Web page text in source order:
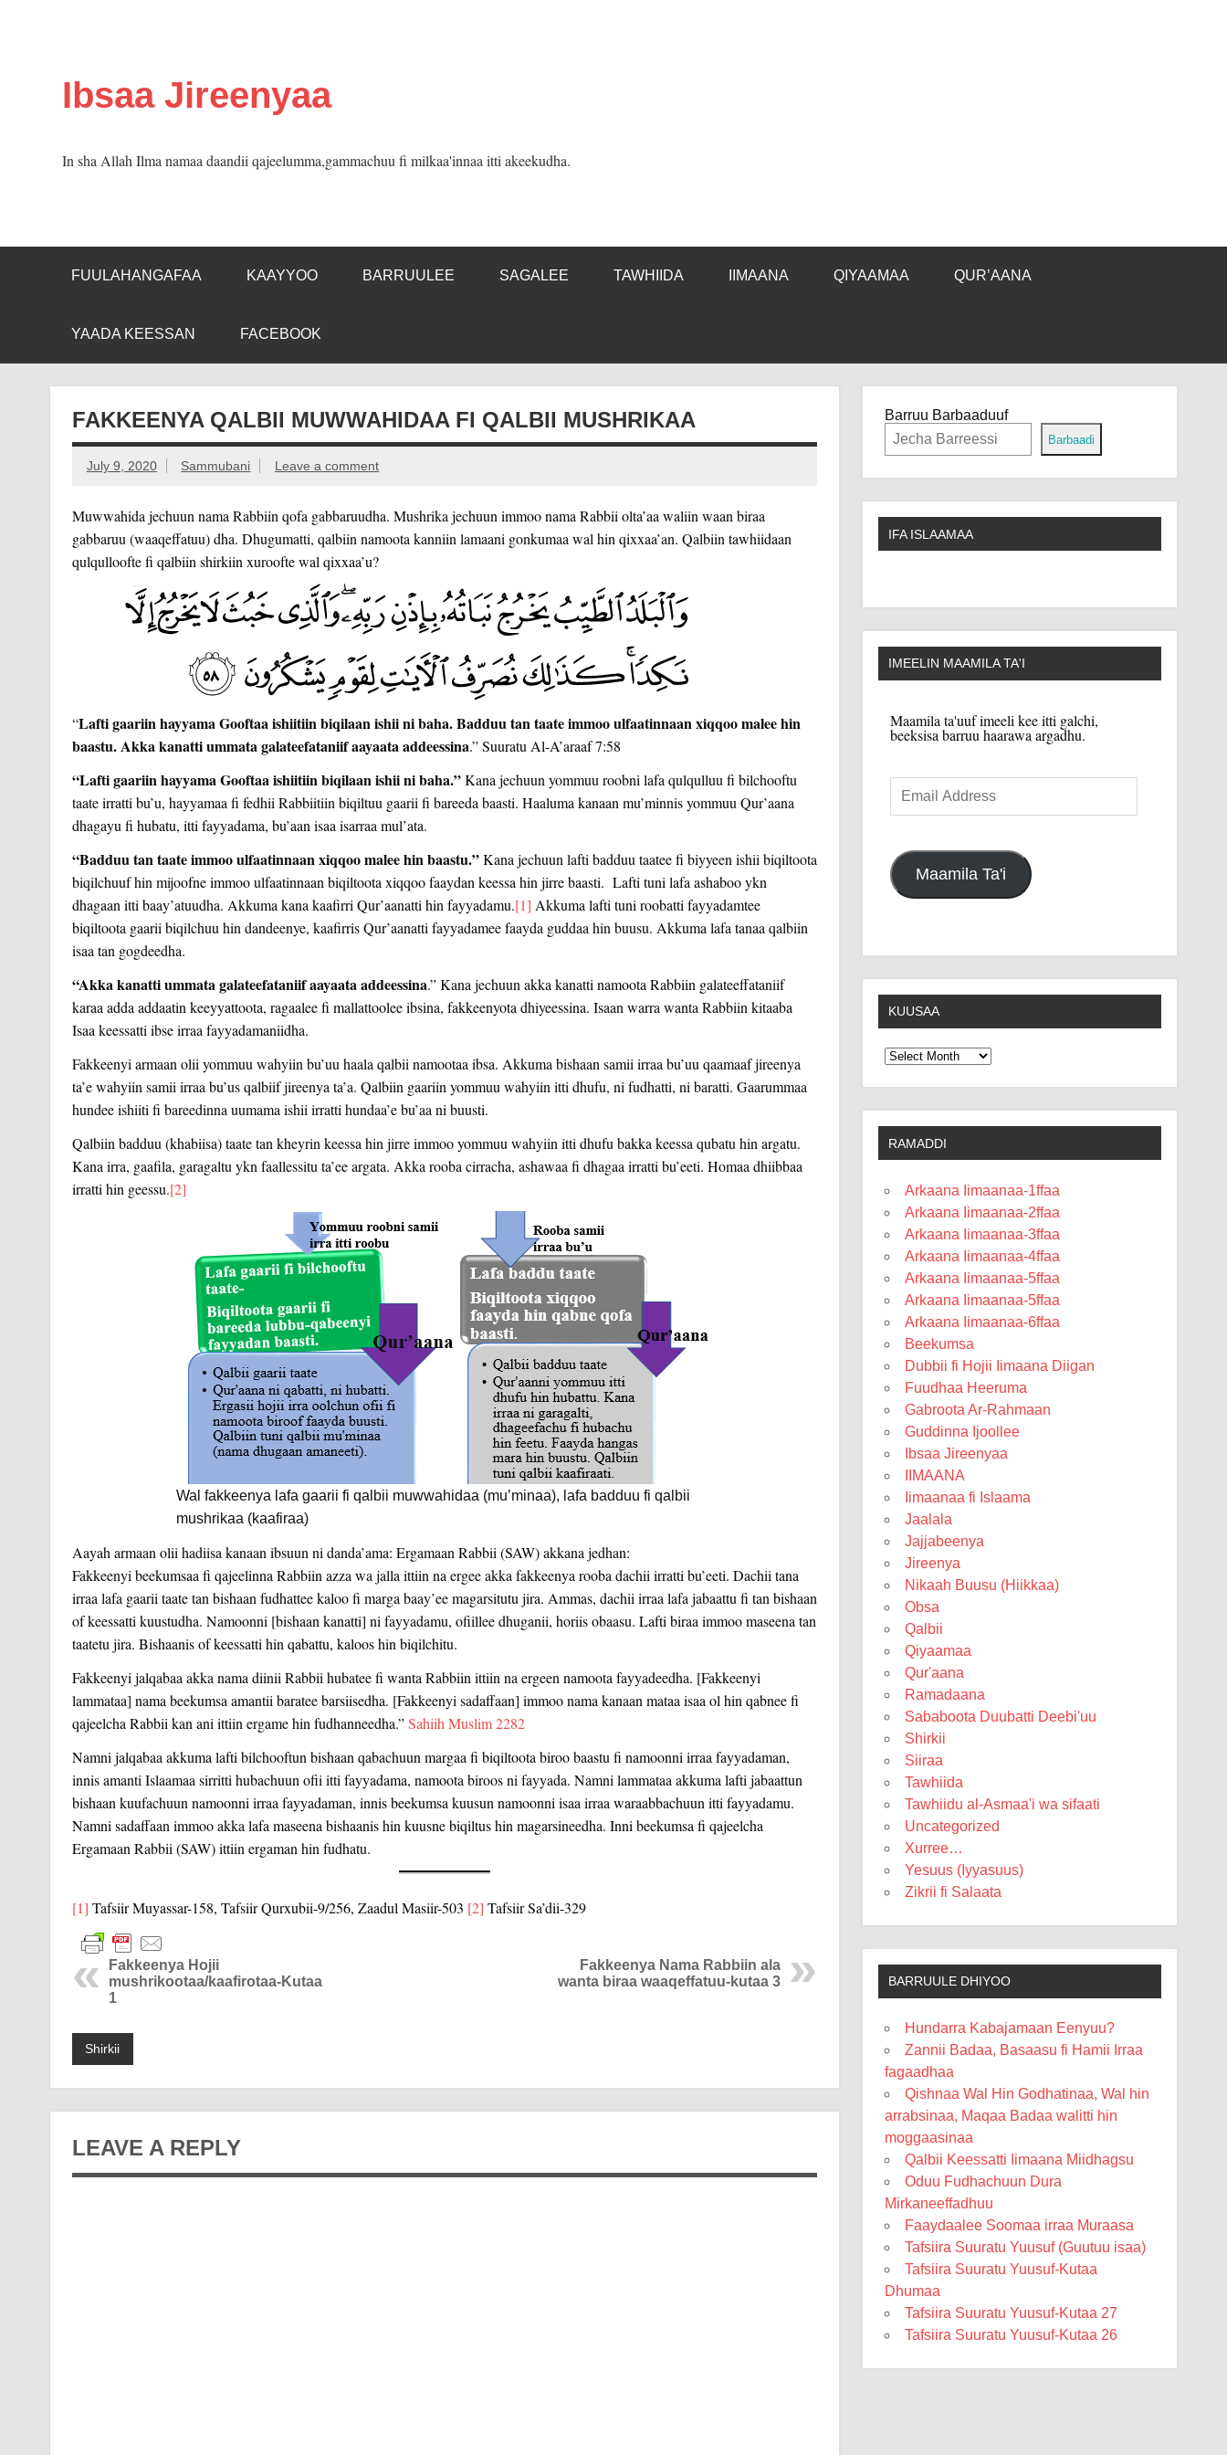
Ibsaa Jireenyaa
In sha Allah Ilma namaa daandii qajeelumma,gammachuu fi milkaa'innaa itti akeekudha.
FUULAHANGAFAA KAAYYOO BARRUULEE SAGALEE TAWHIIDA IIMAANA QIYAAMAA QUR’AANA
YAADA KEESSAN FACEBOOK
FAKKEENYA QALBII MUWWAHIDAA FI QALBII MUSHRIKAA
July 9, 2020 Sammubani Leave a comment
Muwwahida jechuun nama Rabbiin qofa gabbaruudha. Mushrika jechuun immoo nama Rabbii olta’aa waliin waan biraa
gabbaruu (waaqeffatuu) dha. Dhugumatti, qalbiin namoota kanniin lamaani gonkumaa wal hin qixxaa’an. Qalbiin tawhiidaan
qulqulloofte fi qalbiin shirkiin xuroofte wal qixxaa’u?
“Lafti gaariin hayyama Gooftaa ishiitiin biqilaan ishii ni baha. Badduu tan taate immoo ulfaatinnaan xiqqoo malee hin
baastu. Akka kanatti ummata galateefataniif aayaata addeessina.” Suuratu Al-A’araaf 7:58
“Lafti gaariin hayyama Gooftaa ishiitiin biqilaan ishii ni baha.”Kana jechuun yommuu roobni lafa qulqulluu fi bilchooftu
taate irratti bu’u, hayyamaa fi fedhii Rabbiitiin biqiltuu gaarii fi bareeda baasti. Haaluma kanaan mu’minnis yommuu Qur’aana
dhagayu fi hubatu, itti fayyadama, bu’aan isaa isarraa mul’ata.
“Badduu tan taate immoo ulfaatinnaan xiqqoo malee hin baastu.”Kana jechuun lafti badduu taatee fi biyyeen ishii biqiltoota
biqilchuuf hin mijoofne immoo ulfaatinnaan biqiltoota xiqqoo faaydan keessa hin jirre baasti. Lafti tuni lafa ashaboo ykn
dhagaan itti baay’atuudha. Akkuma kana kaafirri Qur’aanatti hin fayyadamu.[1] Akkuma lafti tuni roobatti fayyadamtee
biqiltoota gaarii biqilchuu hin dandeenye, kaafirris Qur’aanatti fayyadamee faayda guddaa hin buusu. Akkuma lafa tanaa qalbiin
isaa tan gogdeedha.
“Akka kanatti ummata galateefataniif aayaata addeessina.” Kana jechuun akka kanatti namoota Rabbiin galateeffataniif
karaa adda addaatin keeyyattoota, ragaalee fi mallattoolee ibsina, fakkeenyota dhiyeessina. Isaan warra wanta Rabbiin kitaaba
Isaa keessatti ibse irraa fayyadamaniidha.
Fakkeenyi armaan olii yommuu wahyiin bu’uu haala qalbii namootaa ibsa. Akkuma bishaan samii irraa bu’uu qaamaaf jireenya
ta’e wahyiin samii irraa bu’us qalbiif jireenya ta’a. Qalbiin gaariin yommuu wahyiin itti dhufu, ni fudhatti, ni baratti. Gaarummaa
hundee ishiiti fi bareedinna uumama ishii irratti hundaa’e bu’aa ni buusti.
Qalbiin badduu (khabiisa) taate tan kheyrin keessa hin jirre immoo yommuu wahyiin itti dhufu bakka keessa qubatu hin argatu.
Kana irra, gaafila, garagaltu ykn faallessitu ta’ee argata. Akka rooba cirracha, ashawaa fi dhagaa irratti bu’eeti. Homaa dhiibbaa
irratti hin geessu.[2]
Wal fakkeenya lafa gaarii fi qalbii muwwahidaa (mu’minaa), lafa badduu fi qalbii
mushrikaa (kaafiraa)
Aayah armaan olii hadiisa kanaan ibsuun ni danda’ama: Ergamaan Rabbii (SAW) akkana jedhan:
Fakkeenyi beekumsaa fi qajeelinna Rabbiin azza wa jalla ittiin na ergee akka fakkeenya rooba dachii irratti bu’eeti. Dachii tana
irraa lafa gaarii taate tan bishaan fudhattee kaloo fi marga baay’ee magarsitutu jira. Ammas, dachii irraa lafa jabaattu fi tan bishaan
of keessatti kuustudha. Namoonni [bishaan kanatti] ni fayyadamu, ofiillee dhuganii, horiis obaasu. Lafti biraa immoo maseena tan
taatetu jira. Bishaanis of keessatti hin qabattu, kaloos hin biqilchitu.
Fakkeenyi jalqabaa akka nama diinii Rabbii hubatee fi wanta Rabbiin ittiin na ergeen namoota fayyadeedha. [Fakkeenyi
lammataa] nama beekumsa amantii baratee barsiisedha. [Fakkeenyi sadaffaan] immoo nama kanaan mataa isaa ol hin qabnee fi
qajeelcha Rabbii kan ani ittiin ergame hin fudhanneedha.”Sahiih Muslim 2282
Namni jalqabaa akkuma lafti bilchooftun bishaan qabachuun margaa fi biqiltoota biroo baastu fi namoonni irraa fayyadaman,
innis amanti Islaamaa sirritti hubachuun ofii itti fayyadama, namoota biroos ni fayyada. Namni lammataa akkuma lafti jabaattun
bishaan kuufachuun namoonni irraa fayyadaman, innis beekumsa kuusun namoonni isaa irraa waraabbachuun itti fayyadamu.
Namni sadaffaan immoo akka lafa maseena bishaanis hin kuusne biqiltus hin magarsineedha. Inni beekumsa fi qajeelcha
Ergamaan Rabbii (SAW) ittiin ergaman hin fudhatu.
[1] Tafsiir Muyassar-158, Tafsiir Qurxubii-9/256, Zaadul Masiir-503 [2] Tafsiir Sa’dii-329
Fakkeenya Hojii
mushrikootaa/kaafirotaa-Kutaa
1
Fakkeenya Nama Rabbiin ala
wanta biraa waaqeffatuu-kutaa 3
Shirkii
LEAVE A REPLY
Barruu Barbaaduuf
Barbaadi
IFA ISLAAMAA
IMEELIN MAAMILA TA'I
Maamila ta'uuf imeeli kee itti galchi,
beeksisa barruu haarawa argadhu.
Email
Address
Maamila Ta'i
KUUSAA
Kuusaa
RAMADDI
Arkaana Iimaanaa-1ffaa
Arkaana Iimaanaa-2ffaa
Arkaana Iimaanaa-3ffaa
Arkaana Iimaanaa-4ffaa
Arkaana Iimaanaa-5ffaa
Arkaana Iimaanaa-5ffaa
Arkaana Iimaanaa-6ffaa
Beekumsa
Dubbii fi Hojii Iimaana Diigan
Fuudhaa Heeruma
Gabroota Ar-Rahmaan
Guddinna Ijoollee
Ibsaa Jireenyaa
IIMAANA
Iimaanaa fi Islaama
Jaalala
Jajjabeenya
Jireenya
Nikaah Buusu (Hiikkaa)
Obsa
Qalbii
Qiyaamaa
Qur'aana
Ramadaana
Sababoota Duubatti Deebi'uu
Shirkii
Siiraa
Tawhiida
Tawhiidu al-Asmaa'i wa sifaati
Uncategorized
Xurree…
Yesuus (Iyyasuus)
Zikrii fi Salaata
BARRUULE DHIYOO
Hundarra Kabajamaan Eenyuu?
Zannii Badaa, Basaasu fi Hamii Irraa
fagaadhaa
Qishnaa Wal Hin Godhatinaa, Wal hin
arrabsinaa, Maqaa Badaa walitti hin
moggaasinaa
Qalbii Keessatti Iimaana Miidhagsu
Oduu Fudhachuun Dura
Mirkaneeffadhuu
Faaydaalee Soomaa irraa Muraasa
Tafsiira Suuratu Yuusuf (Guutuu isaa)
Tafsiira Suuratu Yuusuf-Kutaa
Dhumaa
Tafsiira Suuratu Yuusuf-Kutaa 27
Tafsiira Suuratu Yuusuf-Kutaa 26